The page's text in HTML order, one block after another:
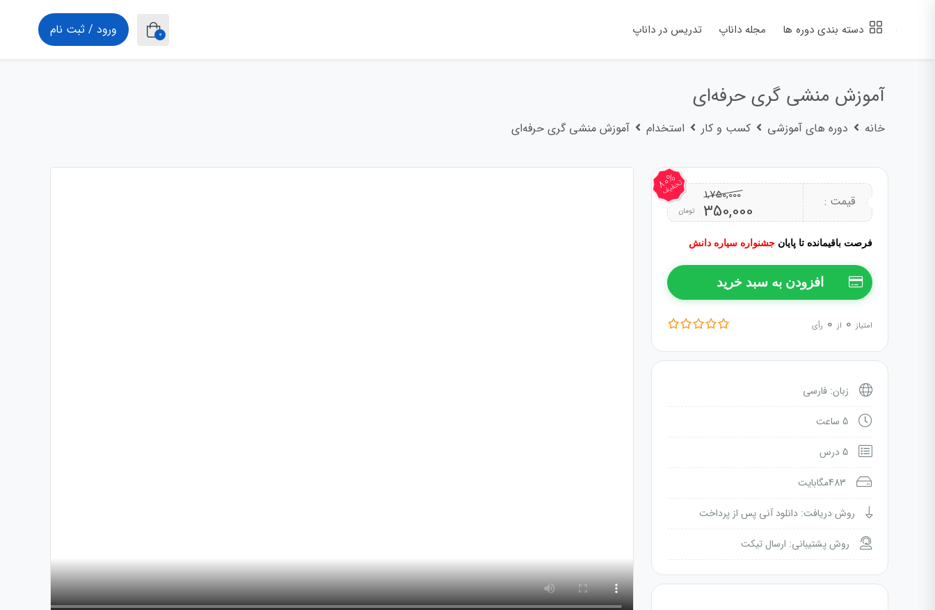
دسته بندی دوره ها مجله داناپ تدریس در داناپ 0 ورود / ثبت نام
آموزش منشی گری حرفه‌ای
خانه دوره های آموزشی کسب و کار استخدام آموزش منشی گری حرفه‌ای
قیمت : 1,750,000
قیمت
اصلی:
بود.
350,000 تومان
قیمت
فعلی:
350,000 تومان.
80%
تخفیف
فرصت باقیمانده تا پایان جشنواره سیاره دانش
افزودن به سبد خرید
امتیاز 0 از 0 رأی
زبان: فارسی
5 ساعت
5 درس
483مگابایت
روش دریافت: دانلود آنی پس از پرداخت
روش پشتیبانی: ارسال تیکت